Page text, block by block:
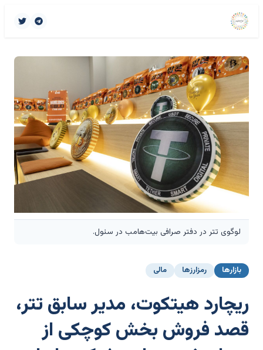
لوگوی تتر در دفتر صرافی بیت‌هامب در سئول.
بازارها رمزارزها مالی
ریچارد هیتکوت، مدیر سابق تتر،
قصد فروش بخش کوچکی از